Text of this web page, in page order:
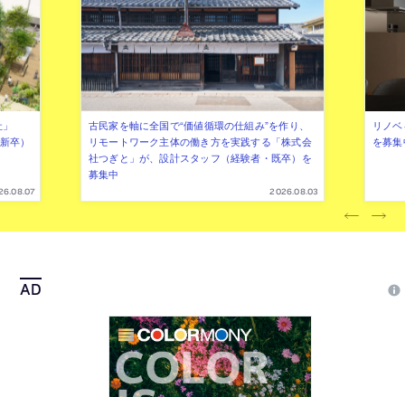
卒）
古民家を軸に全国で“価値循環の仕組み”を作り、
リモートワーク主体の働き方を実践する「株式会
社つぎと」が、設計スタッフ（経験者・既卒）を
募集中
2026.08.03
リノ
を募